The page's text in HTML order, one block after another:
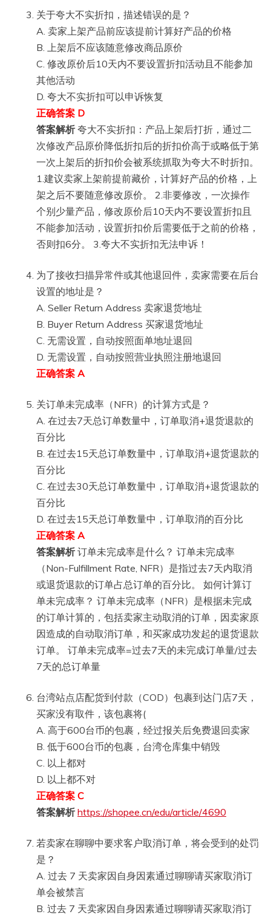
关于夸大不实折扣，描述错误的是？
A. 卖家上架产品前应该提前计算好产品的价格
B. 上架后不应该随意修改商品原价
C. 修改原价后10天内不要设置折扣活动且不能参加
其他活动
D. 夸大不实折扣可以申诉恢复
正确答案 D
答案解析夸大不实折扣：产品上架后打折，通过二
次修改产品原价降低折扣后的折扣价高于或略低于第
一次上架后的折扣价会被系统抓取为夸大不时折扣。
1.建议卖家上架前提前藏价，计算好产品的价格，上
架之后不要随意修改原价。 2.非要修改，一次操作
个别少量产品，修改原价后10天内不要设置折扣且
不能参加活动，设置折扣价后需要低于之前的价格，
否则扣6分。 3.夸大不实折扣无法申诉！
为了接收扫描异常件或其他退回件，卖家需要在后台
设置的地址是？
A. Seller Return Address 卖家退货地址
B. Buyer Return Address 买家退货地址
C. 无需设置，自动按照面单地址退回
D. 无需设置，自动按照营业执照注册地退回
正确答案 A
关订单未完成率（NFR）的计算方式是？
A. 在过去7天总订单数量中，订单取消+退货退款的
百分比
B. 在过去15天总订单数量中，订单取消+退货退款的
百分比
C. 在过去30天总订单数量中，订单取消+退货退款的
百分比
D. 在过去15天总订单数量中，订单取消的百分比
正确答案 A
答案解析订单未完成率是什么？ 订单未完成率
（Non-Fulfillment Rate, NFR）是指过去7天内取消
或退货退款的订单占总订单的百分比。 如何计算订
单未完成率？ 订单未完成率（NFR）是根据未完成
的订单计算的，包括卖家主动取消的订单，因卖家原
因造成的自动取消订单，和买家成功发起的退货退款
订单。 订单未完成率=过去7天的未完成订单量/过去
7天的总订单量
台湾站点店配货到付款（COD）包裹到达门店7天，
买家没有取件，该包裹将(
A. 高于600台币的包裹，经过报关后免费退回卖家
B. 低于600台币的包裹，台湾仓库集中销毁
C. 以上都对
D. 以上都不对
正确答案 C
答案解析 https://shopee.cn/edu/article/4690
若卖家在聊聊中要求客户取消订单，将会受到的处罚
是？
A. 过去 7 天卖家因自身因素通过聊聊请买家取消订
单会被禁言
B. 过去 7 天卖家因自身因素通过聊聊请买家取消订